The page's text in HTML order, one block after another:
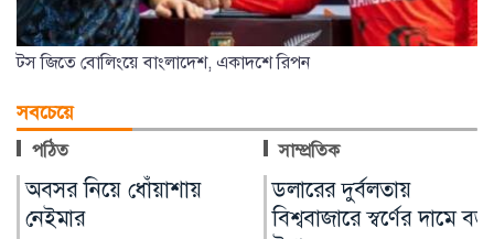
টস জিতে বোলিংয়ে বাংলাদেশ, একাদশে রিপন
সবচেয়ে
পঠিত সাম্প্রতিক
ডলারের দুর্বলতায়
বিশ্ববাজারে স্বর্ণের দামে বড়
যুক্তরাষ্ট্র-ইরান সংকট
নিরসনে কাতারের অগ্রগতি